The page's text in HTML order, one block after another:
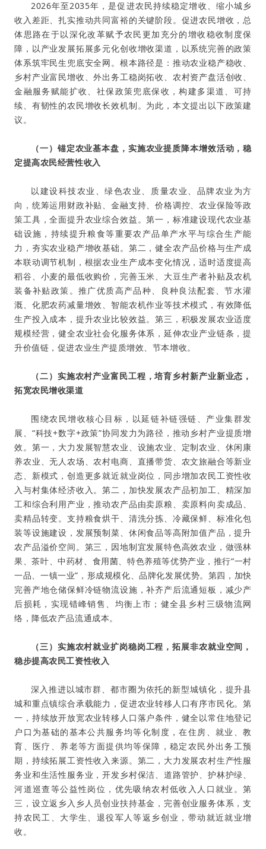
2026年至2035年，是促进农民持续稳定增收、缩小城乡
收入差距、扎实推动共同富裕的关键阶段。促进农民增收，总
体思路在于以深化改革赋予农民更加充分的增收稳收制度保
障，以产业发展拓展多元化创收增收渠道，以系统完善的政策
体系筑牢民生兜底安全网。根本路径是：推动农业稳产稳收、
乡村产业富民增收、外出务工稳岗拓收、农村资产盘活创收、
金融服务赋能扩收、社保政策兜底保收，构建多渠道、可持
续、有韧性的农民增收长效机制。为此，本文提出以下政策建
议。
（一）锚定农业基本盘，实施农业提质降本增效活动，稳
定提高农民经营性收入
以建设科技农业、绿色农业、质量农业、品牌农业为方
向，统筹运用财政补贴、金融支持、价格调控、农业保险等政
策工具，全面提升农业综合效益。第一，标准建设现代农业基
础设施，持续提升粮食等重要农产品单产水平与综合生产能
力，夯实农业稳产增收基础。第二，健全农产品价格与生产成
本联动调节机制，根据农业生产成本变化情况，适时适度提高
稻谷、小麦的最低收购价，完善玉米、大豆生产者补贴及农机
装备补贴政策。推广优质高产品种、良种良法配套、节水灌
溉、化肥农药减量增效、智能农机作业等技术模式，有效降低
生产投入成本，提升农业比较效益。第三，积极发展农业适度
规模经营，健全农业社会化服务体系，延伸农业产业链条，提
升价值链，促进农业生产提质增效、节本增收。
（二）实施农村产业富民工程，培育乡村新产业新业态，
拓宽农民增收渠道
围绕农民增收核心目标，以延链补链强链、产业集群发
展、“科技+数字+政策”协同发力为路径，推动乡村产业提质增
效。第一，大力发展智慧农业、设施农业、定制农业、休闲康
养农业、无人农场、农村电商、直播带货、农文旅融合等新业
态、新模式，创造更多就近就业岗位，同步增加农民工资性收
入与村集体经济收入。第二，加快发展农产品初加工、精深加
工和综合利用产业，推动农产品由卖原粮、卖原料向卖成品、
卖精品转变。支持粮食烘干、清洗分拣、冷藏保鲜、标准化包
装等设施建设，发展预制菜、休闲食品等高附加值产品，提升
农产品溢价空间。第三，因地制宜发展特色高效农业，做强林
果、茶叶、中药材、食用菌、特色养殖等优势产业，推行“一村
一品、一镇一业”，形成规模化、品牌化发展优势。第四，加快
完善产地仓储保鲜冷链物流设施，补齐产后流通短板，减少产
后损耗，实现错峰销售、均衡上市；健全县乡村三级物流网
络，降低农产品流通成本。
（三）实施农村就业扩岗稳岗工程，拓展非农就业空间，
稳步提高农民工资性收入
深入推进以城市群、都市圈为依托的新型城镇化，提升县
城和重点镇综合承载能力，促进农业转移人口有序市民化。第
一，持续放开放宽农业转移人口落户条件，健全以常住地登记
户口为基础的基本公共服务均等化制度，在住房、就业、教
育、医疗、养老等方面提供均等保障，稳定农民外出务工预
期，持续拓展工资性收入来源。第二，大力发展农村生产性服
务业和生活性服务业，开发乡村保洁、道路管护、护林护绿、
河道巡查等公益性岗位，优先吸纳农村低收入人口就业。第
三，设立返乡入乡人员创业扶持基金，完善创业服务体系，支
持农民工、大学生、退役军人等返乡创业，带动就近就业增
收 。